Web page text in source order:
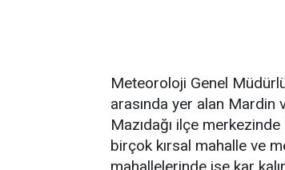
Meteoroloji Genel
arasında yer alan Mardin
Mazıdağı ilçe
birçok kırsal mahalle ve